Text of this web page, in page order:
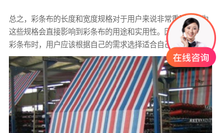
总之，彩条布的长度和宽度规格对于用户来说非常重要，因为
这些规格会直接影响到彩条布的用途和实用性。因此，在购买
彩条布时，用户应该根据自己的需求选择适合自己的规格。